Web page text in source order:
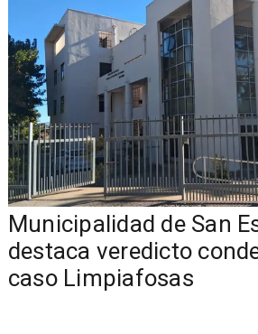
Municipalidad de San
destaca veredicto
caso Limpiafosas